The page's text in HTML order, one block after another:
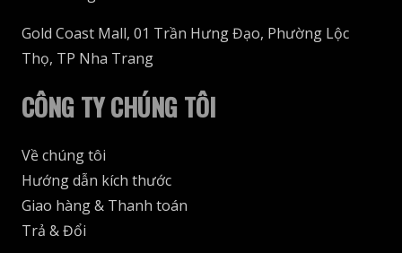
Gold Coast Mall, 01 Trần Hưng Đạo, Phường Lộc
Thọ, TP Nha Trang
CÔNG TY CHÚNG TÔI
Về chúng tôi
Hướng dẫn kích thước
Giao hàng & Thanh toán
Trả & Đổi